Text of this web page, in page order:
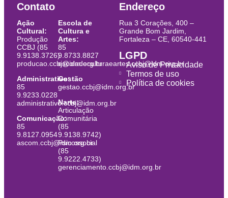
Contato
Ação
Cultural:
Produção
CCBJ (85
9.9138.3726)
producao.ccbj@idm.org.br
Administrativo:
85
9.9233.0228
administrativo.ccbj@idm.org.br
Comunicação:
85
9.8127.0954
ascom.ccbj@idm.org.br
Escola de
Cultura e
Artes:
85
9.8733.8827
escoladeculturaeartes.ccbj@idm.org.br
Gestão
gestao.ccbj@idm.org.br
Narte:
Articulação
Comunitária
(85
9.9138.9742)
Psicossocial
(85
9.9222.4733)
gerenciamento.ccbj@idm.org.br
Endereço
Rua 3 Corações, 400 –
Grande Bom Jardim,
Fortaleza – CE, 60540-441
LGPD
Aviso de Privacidade
Termos de uso
Política de cookies